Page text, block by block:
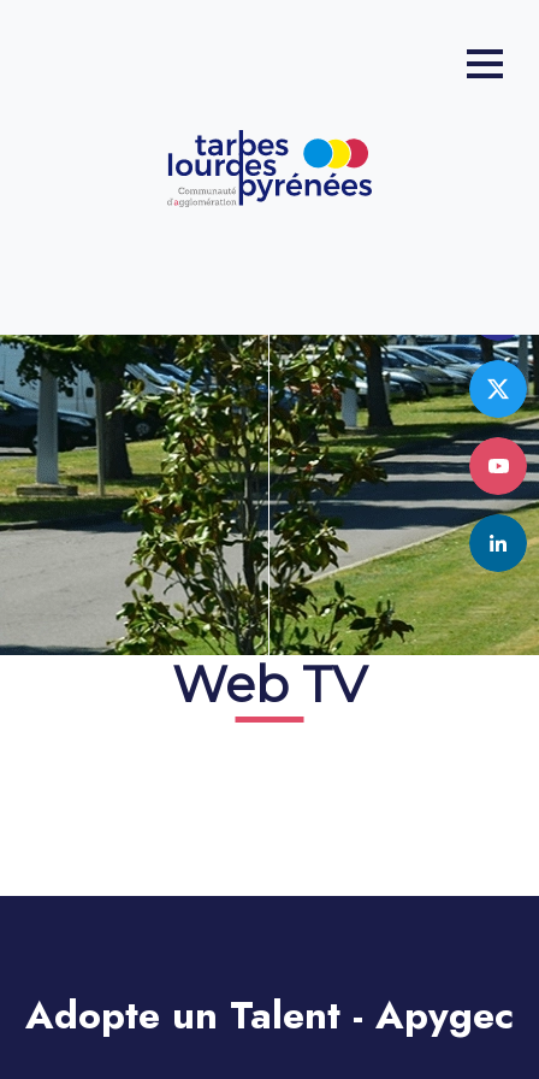
Web TV
Adopte un Talent - Apygec